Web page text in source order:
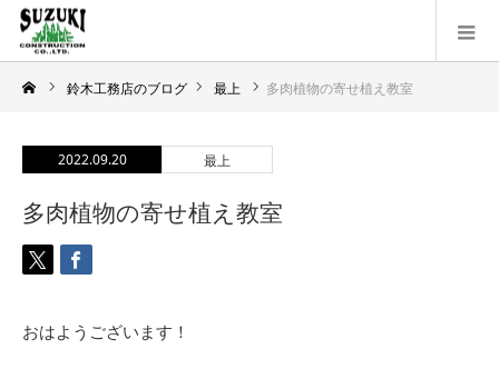
鈴木工務店のブログ 最上 多肉植物の寄せ植え教室
2022.09.20 最上
多肉植物の寄せ植え教室
おはようございます！